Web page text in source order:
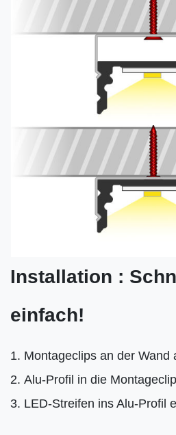
Installation :
einfach!
Montageclips an der Wand
Alu-Profil in die
LED-Streifen ins Alu-Profil